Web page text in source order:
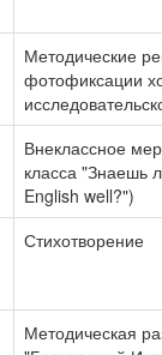
Методические
фотофиксации
Внеклассное
класса "Знаешь
English well?")
Стихотворение
Методическая